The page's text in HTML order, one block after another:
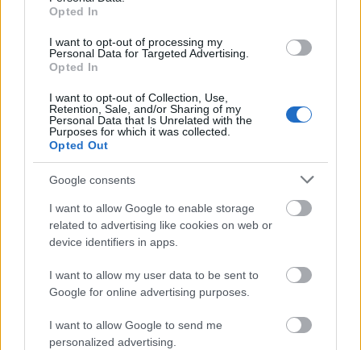
Opted In
I want to opt-out of processing my
Personal Data for Targeted Advertising.
Opted In
I want to opt-out of Collection, Use,
Retention, Sale, and/or Sharing of my
Personal Data that Is Unrelated with the
Purposes for which it was collected.
Opted Out
Google consents
I want to allow Google to enable storage
related to advertising like cookies on web or
device identifiers in apps.
I want to allow my user data to be sent to
Google for online advertising purposes.
I want to allow Google to send me
personalized advertising.
5. Emlékeztesd magad, hogy ez csak átmeneti
koronavírussal, de azt igen, hogy milyen átmeneti
változásokat kell elfogadnunk ahhoz, hogy
hosszútávon megóvjuk a társadalmunkat. Ez nem
az új norma, hiszen nem fog örökké tartani. Jelenleg
a járvány közepénél tartunk, így nehéz az alagút
végi fényt látni, de a világon már vannak olyanok,
akik lassan túl vannak rajta. A fenn maradó időben
pedig fogadd el, hogy nem tudod egyedül kontrolálni
a helyzetet, és nem csak te félsz.